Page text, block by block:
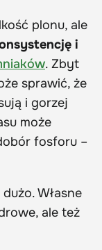
plonu, ale
i
. Zbyt
sprawić, że
i gorzej
może
fosforu –
Własne
ale też